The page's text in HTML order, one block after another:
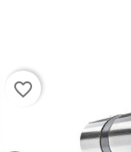
favorite_border